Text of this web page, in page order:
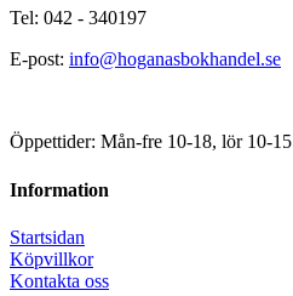
Tel: 042 - 340197
E-post: info@hoganasbokhandel.se
Öppettider: Mån-fre 10-18, lör 10-15
Information
Startsidan
Köpvillkor
Kontakta oss